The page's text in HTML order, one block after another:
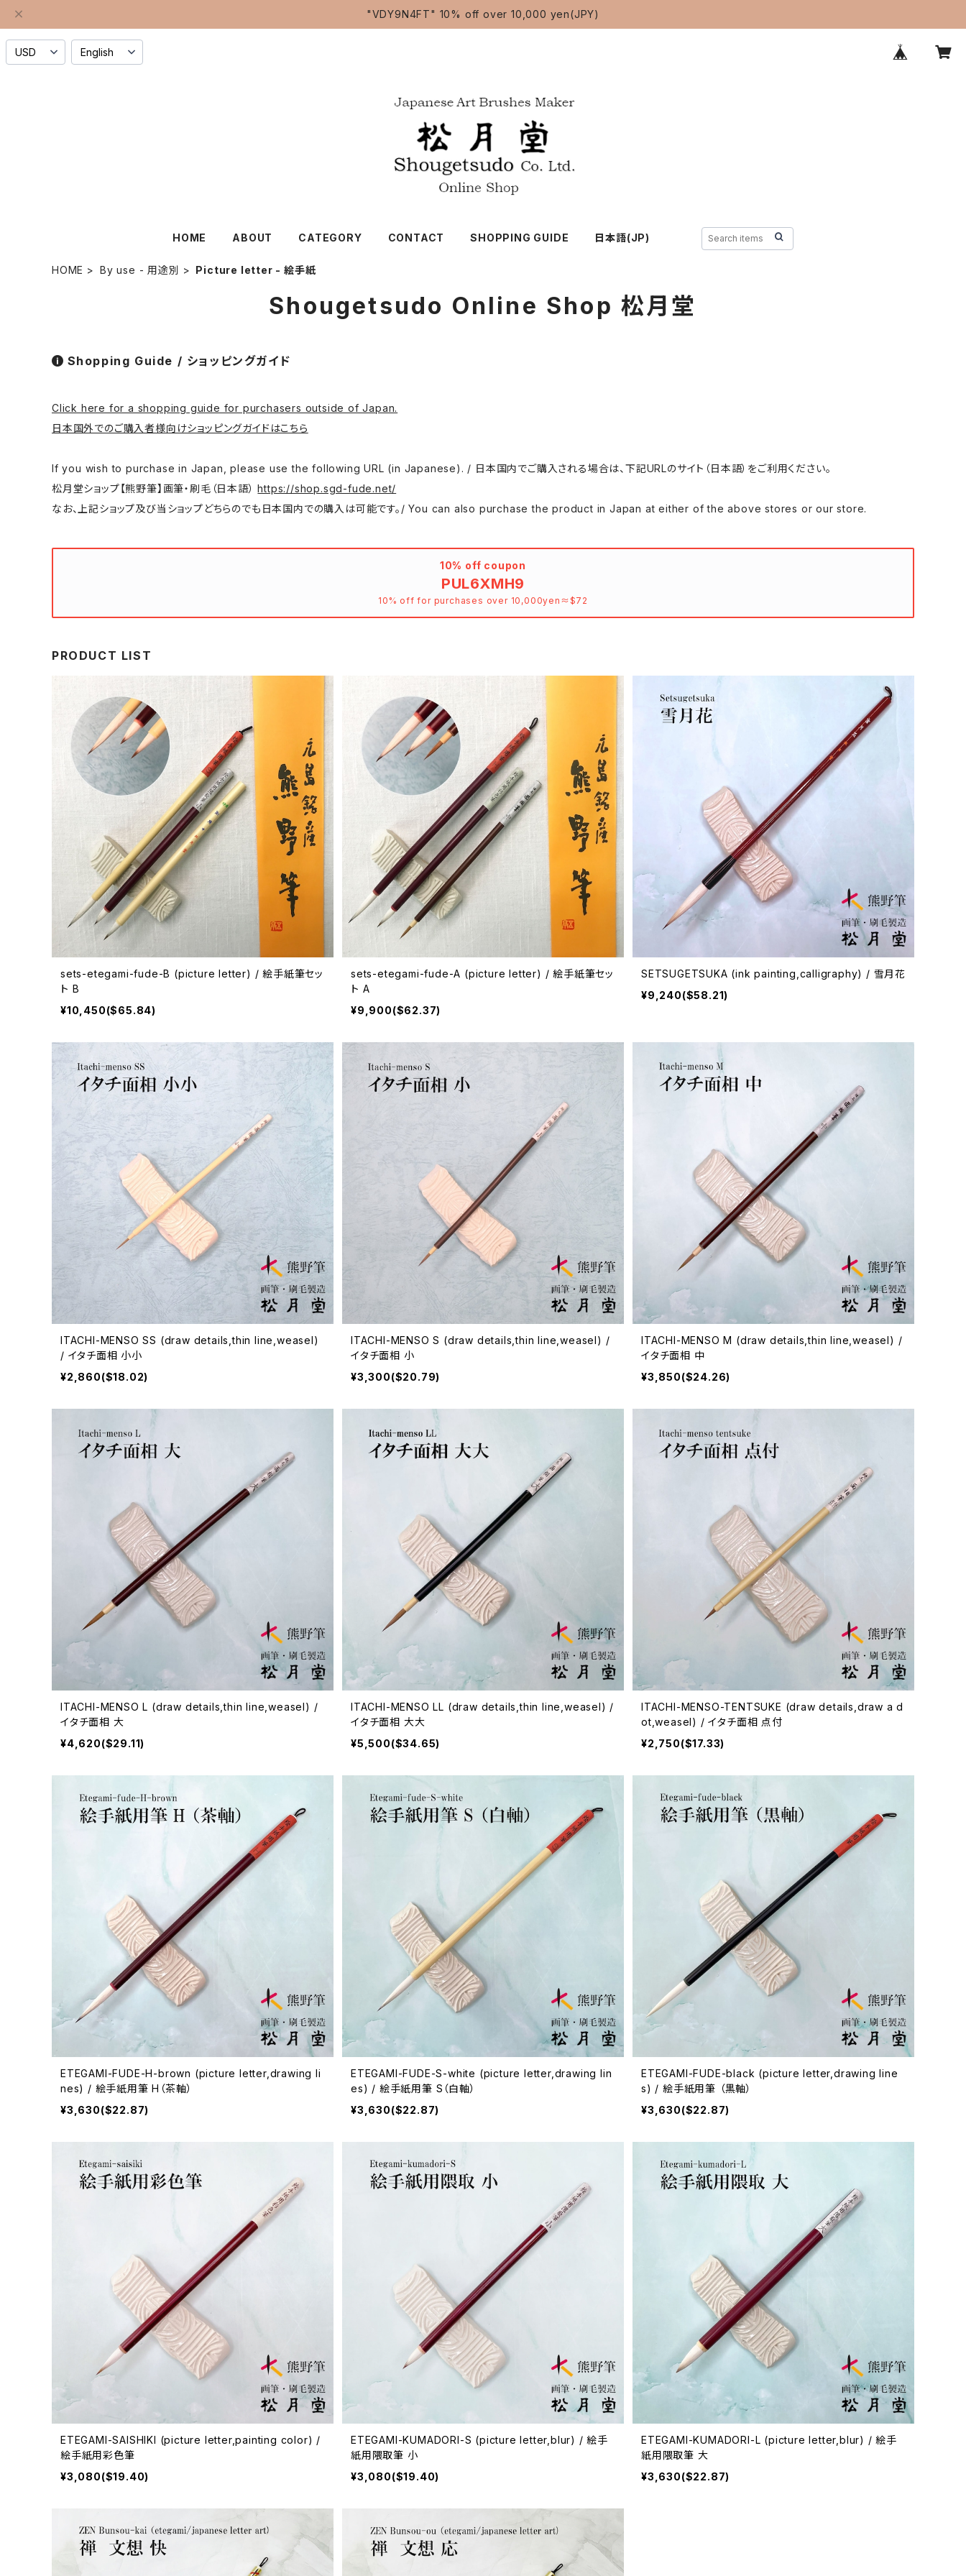
"VDY9N4FT" 10% off over 10,000 yen(JPY)
HOME ABOUT CATEGORY CONTACT SHOPPING GUIDE 日本語(JP)
HOME By use - 用途別 Picture letter - 絵手紙
Shougetsudo Online Shop 松月堂
Shopping Guide / ショッピングガイド
Click here for a shopping guide for purchasers outside of Japan.
日本国外でのご購入者様向けショッピングガイドはこちら
If you wish to purchase in Japan, please use the following URL (in Japanese). / 日本国内でご購入される場合は、下記URLのサイト（日本語）をご利用ください。
松月堂ショップ【熊野筆】画筆・刷毛（日本語）https://shop.sgd-fude.net/
なお、上記ショップ及び当ショップどちらのでも日本国内での購入は可能です。/ You can also purchase the product in Japan at either of the above stores or our store.
10% off coupon
PUL6XMH9
10% off for purchases over 10,000yen≈$72
PRODUCT LIST
sets-etegami-fude-B (picture letter) / 絵手紙筆セッ
ト B
¥10,450($65.84)
sets-etegami-fude-A (picture letter) / 絵手紙筆セッ
ト A
¥9,900($62.37)
SETSUGETSUKA (ink painting,calligraphy) / 雪月花
¥9,240($58.21)
ITACHI-MENSO SS (draw details,thin line,weasel)
/ イタチ面相 小小
¥2,860($18.02)
ITACHI-MENSO S (draw details,thin line,weasel) /
イタチ面相 小
¥3,300($20.79)
ITACHI-MENSO M (draw details,thin line,weasel) /
イタチ面相 中
¥3,850($24.26)
ITACHI-MENSO L (draw details,thin line,weasel) /
イタチ面相 大
¥4,620($29.11)
ITACHI-MENSO LL (draw details,thin line,weasel) /
イタチ面相 大大
¥5,500($34.65)
ITACHI-MENSO-TENTSUKE (draw details,draw a d
ot,weasel) / イタチ面相 点付
¥2,750($17.33)
ETEGAMI-FUDE-H-brown (picture letter,drawing li
nes) / 絵手紙用筆 H（茶軸）
¥3,630($22.87)
ETEGAMI-FUDE-S-white (picture letter,drawing lin
es) / 絵手紙用筆 S（白軸）
¥3,630($22.87)
ETEGAMI-FUDE-black (picture letter,drawing line
s) / 絵手紙用筆 （黒軸）
¥3,630($22.87)
ETEGAMI-SAISHIKI (picture letter,painting color) /
絵手紙用彩色筆
¥3,080($19.40)
ETEGAMI-KUMADORI-S (picture letter,blur) / 絵手
紙用隈取筆 小
¥3,080($19.40)
ETEGAMI-KUMADORI-L (picture letter,blur) / 絵手
紙用隈取筆 大
¥3,630($22.87)